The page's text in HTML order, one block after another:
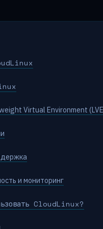
Virtual Environment
и мониторинг
CloudLinux?